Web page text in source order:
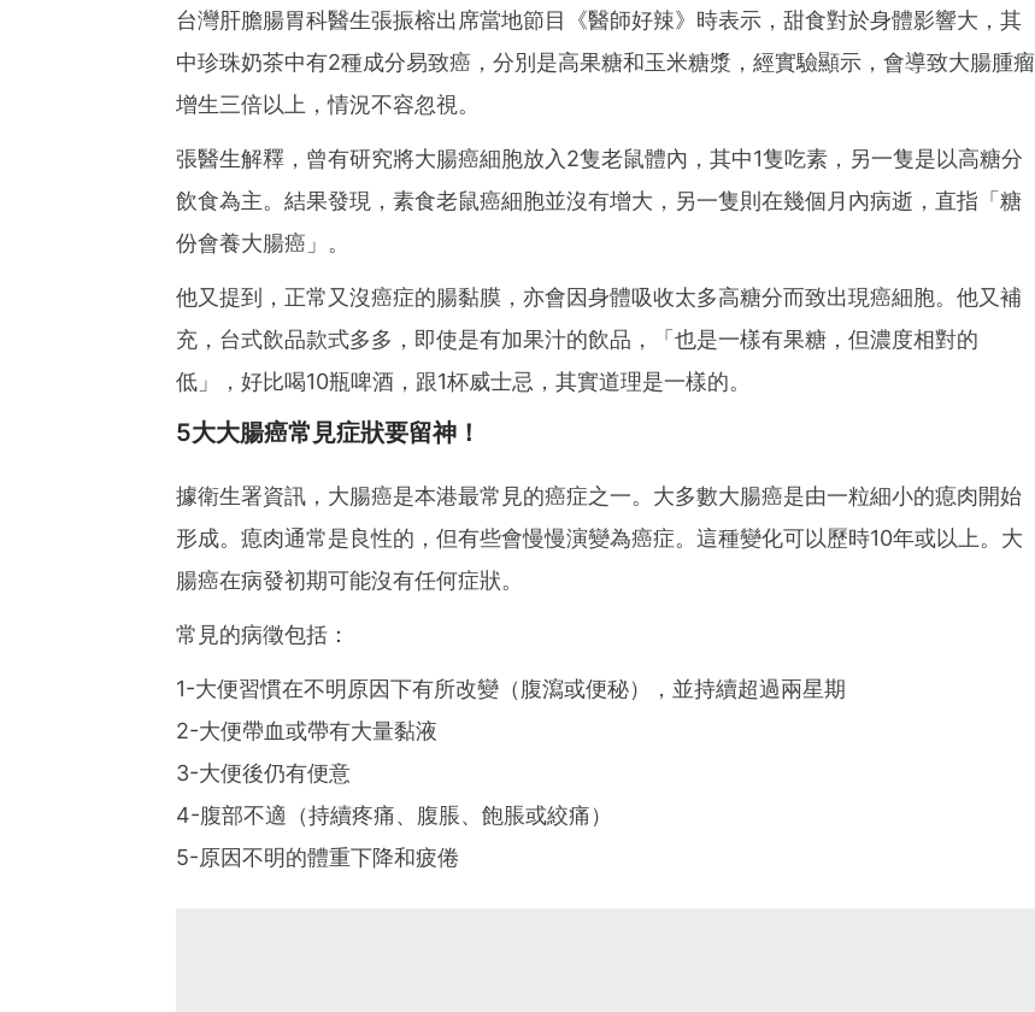
台灣肝膽腸胃科醫生張振榕出席當地節目《醫師好辣》時表示，甜食對於身體影響大，其
中珍珠奶茶中有2種成分易致癌，分別是高果糖和玉米糖漿，經實驗顯示，會導致大腸腫瘤
增生三倍以上，情況不容忽視。
張醫生解釋，曾有研究將大腸癌細胞放入2隻老鼠體內，其中1隻吃素，另一隻是以高糖分
飲食為主。結果發現，素食老鼠癌細胞並沒有增大，另一隻則在幾個月內病逝，直指「糖
份會養大腸癌」。
他又提到，正常又沒癌症的腸黏膜，亦會因身體吸收太多高糖分而致出現癌細胞。他又補
充，台式飲品款式多多，即使是有加果汁的飲品，「也是一樣有果糖，但濃度相對的
低」，好比喝10瓶啤酒，跟1杯威士忌，其實道理是一樣的。
5大大腸癌常見症狀要留神！
據衛生署資訊，大腸癌是本港最常見的癌症之一。大多數大腸癌是由一粒細小的瘜肉開始
形成。瘜肉通常是良性的，但有些會慢慢演變為癌症。這種變化可以歷時10年或以上。大
腸癌在病發初期可能沒有任何症狀。
常見的病徵包括：
1-大便習慣在不明原因下有所改變（腹瀉或便秘），並持續超過兩星期
2-大便帶血或帶有大量黏液
3-大便後仍有便意
4-腹部不適（持續疼痛、腹脹、飽脹或絞痛）
5-原因不明的體重下降和疲倦